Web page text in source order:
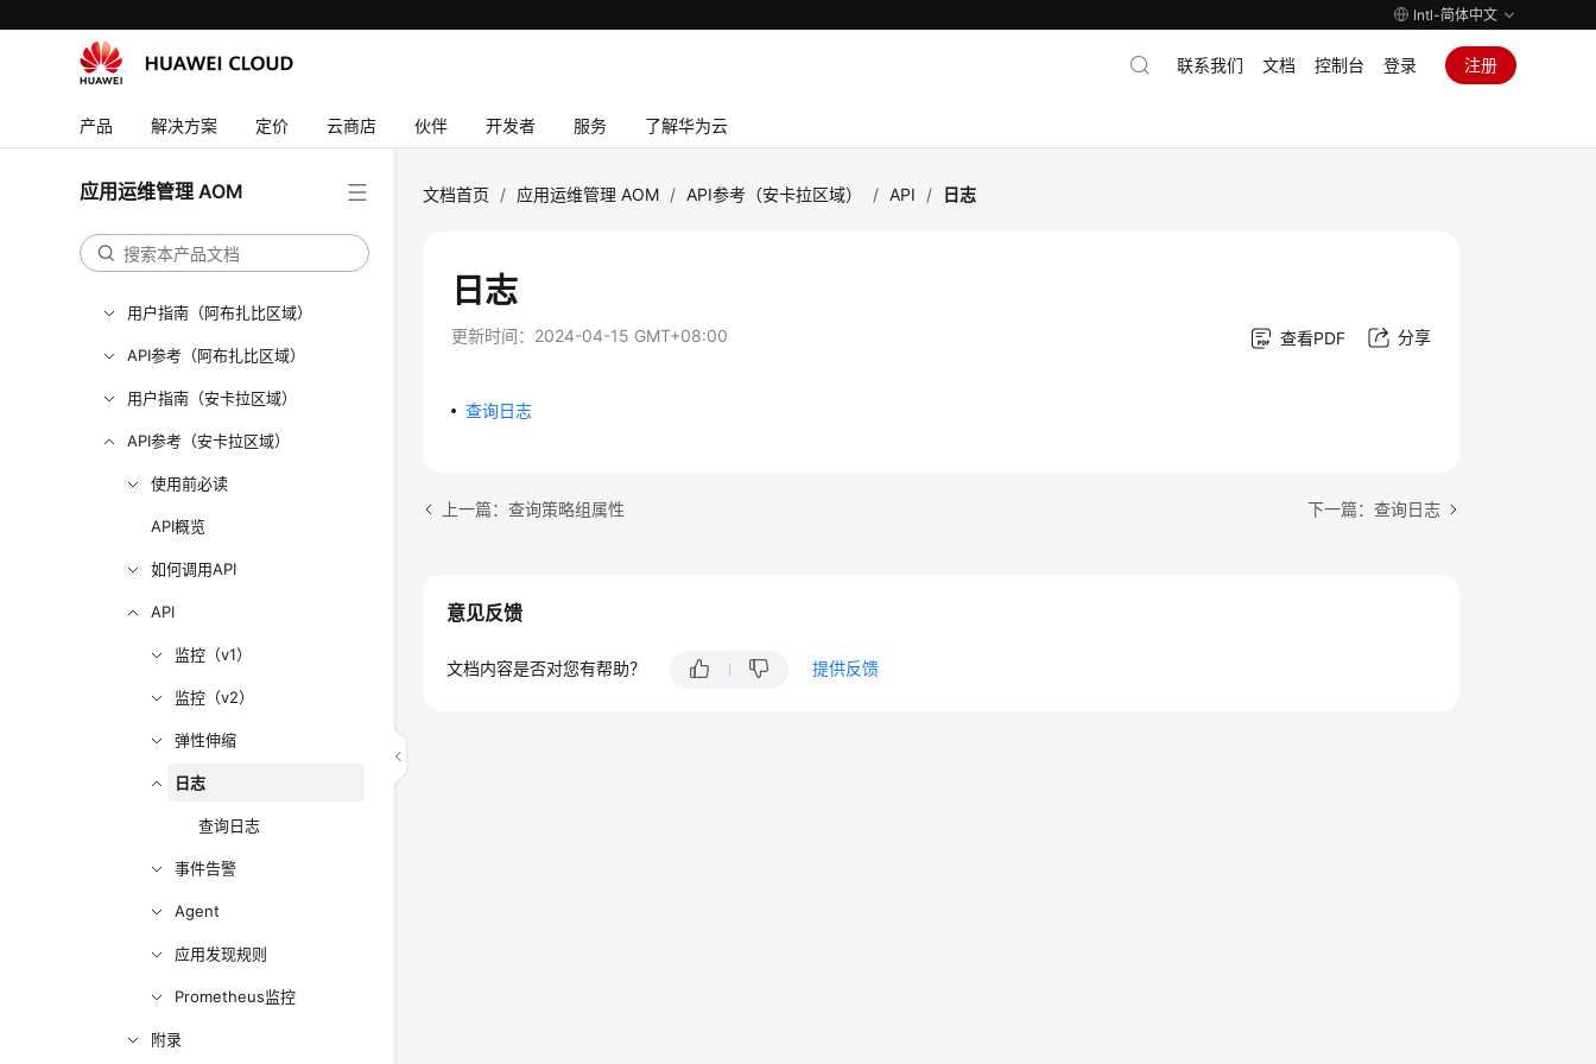
Intl-简体中文
产品 解决方案 定价 云商店 伙伴 开发者 服务 了解华为云
联系我们 文档 控制台 登录 注册
应用运维管理 AOM
视频帮助
更多文档
用户指南（1.0）（吉隆坡区域）
API参考（吉隆坡区域）
用户指南（阿布扎比区域）
API参考（阿布扎比区域）
用户指南（安卡拉区域）
API参考（安卡拉区域）
使用前必读
API概览
如何调用API
API
监控（v1）
监控（v2）
弹性伸缩
日志
查询日志
事件告警
Agent
应用发现规则
Prometheus监控
附录
文档首页 / 应用运维管理 AOM / API参考（安卡拉区域） / API / 日志
日志
更新时间： 2024-04-15 GMT+08:00 查看PDF 分享
查询日志
上一篇：查询策略组属性 下一篇：查询日志
意见反馈
文档内容是否对您有帮助？ 提供反馈